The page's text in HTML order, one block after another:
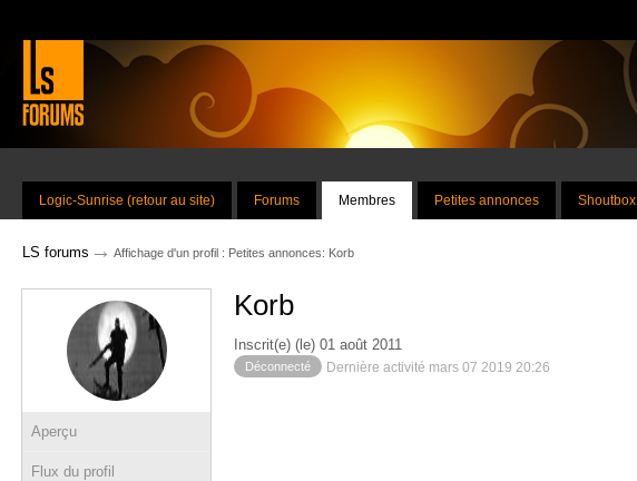
Logic-Sunrise (retour au site) Forums Membres Petites annonces Shoutbox
LS forums → Affichage d'un profil : Petites annonces: Korb
Aperçu
Flux du profil
Korb
Inscrit(e) (le) 01 août 2011
Déconnecté Dernière activité mars 07 2019 20:26